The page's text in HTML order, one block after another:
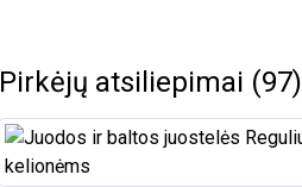
Pirkėjų atsiliepimai (97)